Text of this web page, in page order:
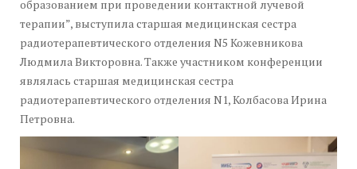
образованием при проведении контактной лучевой
терапии”, выступила старшая медицинская сестра
радиотерапевтического отделения N5 Кожевникова
Людмила Викторовна. Также участником конференции
являлась старшая медицинская сестра
радиотерапевтического отделения N1, Колбасова Ирина
Петровна.